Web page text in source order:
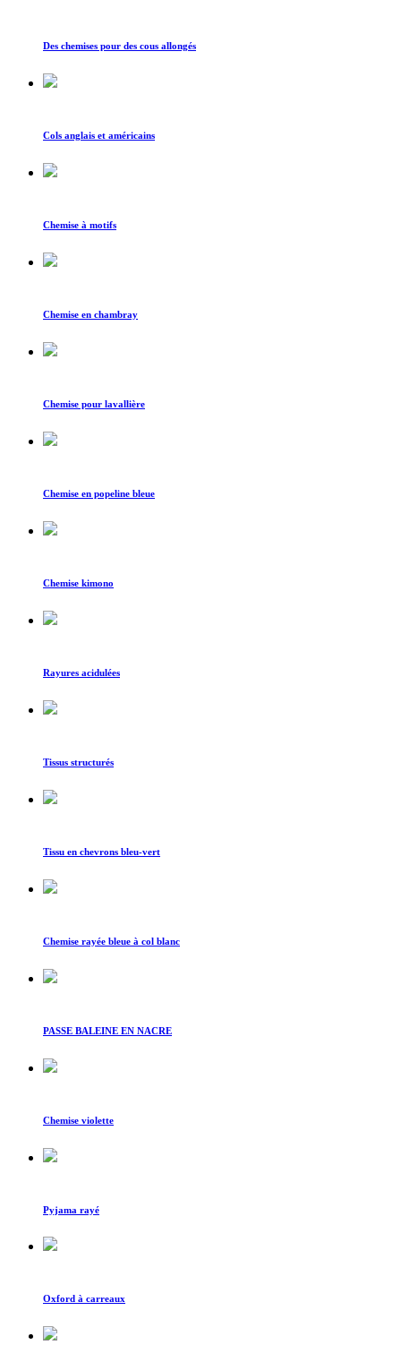
Des chemises pour des cous allongés
Cols anglais et américains
Chemise à motifs
Chemise en chambray
Chemise pour lavallière
Chemise en popeline bleue
Chemise kimono
Rayures acidulées
Tissus structurés
Tissu en chevrons bleu-vert
Chemise rayée bleue à col blanc
PASSE BALEINE EN NACRE
Chemise violette
Pyjama rayé
Oxford à carreaux